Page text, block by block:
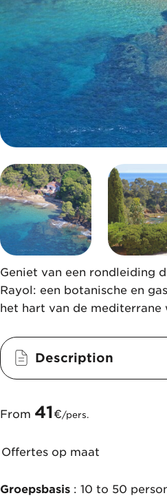
Geniet van een rondleiding
Rayol: een botanische en
het hart van de mediterrane
Description
From 41€/pers.
Offertes op maat
Groepsbasis : 10 to 50